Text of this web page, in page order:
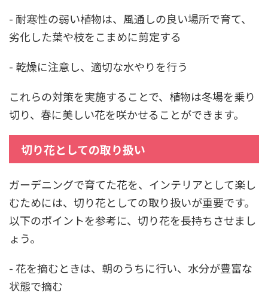
- 耐寒性の弱い植物は、風通しの良い場所で育て、
劣化した葉や枝をこまめに剪定する
- 乾燥に注意し、適切な水やりを行う
これらの対策を実施することで、植物は冬場を乗り
切り、春に美しい花を咲かせることができます。
切り花としての取り扱い
ガーデニングで育てた花を、インテリアとして楽し
むためには、切り花としての取り扱いが重要です。
以下のポイントを参考に、切り花を長持ちさせまし
ょう。
- 花を摘むときは、朝のうちに行い、水分が豊富な
状態で摘む